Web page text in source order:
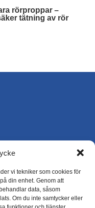
vi tekniker som cookies för
din enhet. Genom att
data, såsom
Om du inte samtycker eller
rörproppar –
tätning av rör